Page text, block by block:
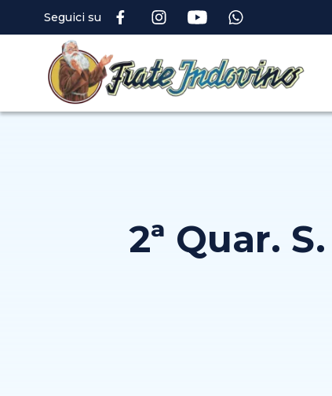
Seguici su
2ª Quar.